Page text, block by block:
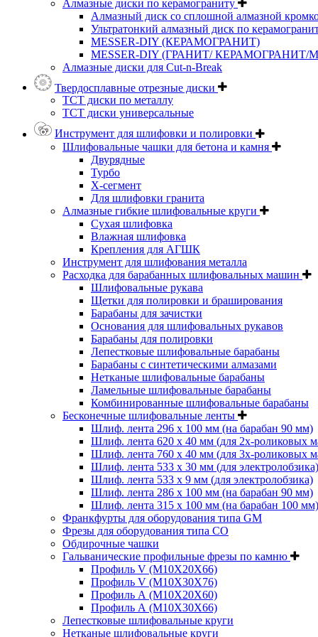
Алмазные диски по керамограниту
Алмазный диск со сплошной алмазной
Ультратонкий алмазный диск по
MESSER-DIY (КЕРАМОГРАНИТ)
MESSER-DIY (ГРАНИТ/ КЕРАМОГРАНИТ/
Алмазные диски для Cut-n-Break
Твердосплавные отрезные диски
ТСТ диски по металлу
ТСТ диски универсальные
Инструмент для шлифовки и полировки
Шлифовальные чашки для бетона и камня
Двурядные
Турбо
Х-сегмент
Для шлифовки гранита
Алмазные гибкие шлифовальные круги
Cухая шлифовка
Влажная шлифовка
Крепления для АГШК
Инструмент для шлифования металла
Расходка для барабанных шлифовальных машин
Шлифовальные рукава
Щетки для полировки и браширования
Барабаны для зачистки
Основания для шлифовальных рукавов
Барабаны для полировки
Лепестковые шлифовальные барабаны
Барабаны с синтетическими алмазами
Нетканые шлифовальные барабаны
Ламельные шлифовальные барабаны
Комбинированные шлифовальные барабаны
Бесконечные шлифовальные ленты
Шлиф. лента 296 х 100 мм (на барабан 90 мм)
Шлиф. лента 620 х 40 мм (для 2х-роликовых
Шлиф. лента 760 х 40 мм (для 3х-роликовых
Шлиф. лента 533 х 30 мм (для электролобзика)
Шлиф. лента 533 х 9 мм (для электролобзика)
Шлиф. лента 286 х 100 мм (на барабан 90 мм)
Шлиф. лента 315 х 100 мм (на барабан 100 мм)
Франкфурты для оборудования типа GM
Фрезы для оборудования типа СО
Обдирочные чашки
Гальванические профильные фрезы по камню
Профиль V (M10X20X66)
Профиль V (M10X30X76)
Профиль А (М10Х20Х60)
Профиль А (М10Х30Х66)
Лепестковые шлифовальные круги
Нетканые шлифовальные круги